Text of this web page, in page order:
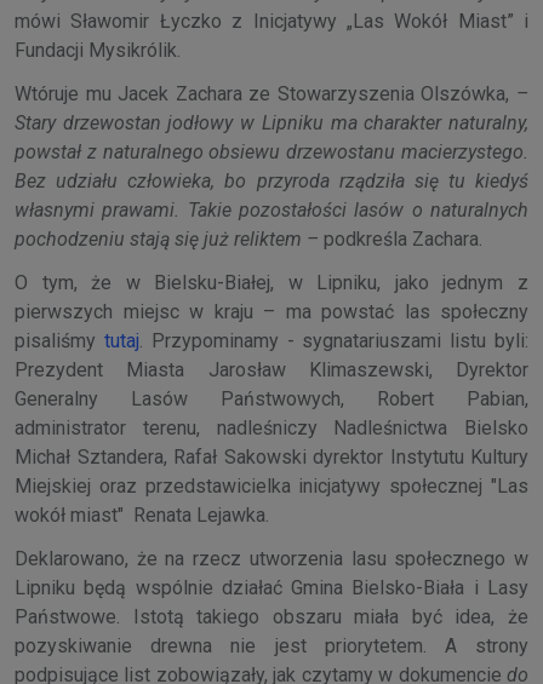
mówi Sławomir Łyczko z Inicjatywy „Las Wokół Miast” i
Fundacji Mysikrólik.
Wtóruje mu Jacek Zachara ze Stowarzyszenia Olszówka, –
Stary drzewostan jodłowy w Lipniku ma charakter naturalny,
powstał z naturalnego obsiewu drzewostanu macierzystego.
Bez udziału człowieka, bo przyroda rządziła się tu kiedyś
własnymi prawami. Takie pozostałości lasów o naturalnych
pochodzeniu stają się już reliktem – podkreśla Zachara.
O tym, że w Bielsku-Białej, w Lipniku, jako jednym z
pierwszych miejsc w kraju – ma powstać las społeczny
pisaliśmy tutaj . Przypominamy - sygnatariuszami listu byli:
Prezydent Miasta Jarosław Klimaszewski, Dyrektor
Generalny Lasów Państwowych, Robert Pabian,
administrator terenu, nadleśniczy Nadleśnictwa Bielsko
Michał Sztandera, Rafał Sakowski dyrektor Instytutu Kultury
Miejskiej oraz przedstawicielka inicjatywy społecznej "Las
wokół miast" Renata Lejawka.
Deklarowano, że na rzecz utworzenia lasu społecznego w
Lipniku będą wspólnie działać Gmina Bielsko-Biała i Lasy
Państwowe. Istotą takiego obszaru miała być idea, że
pozyskiwanie drewna nie jest priorytetem. A strony
podpisujące list zobowiązały, jak czytamy w dokumencie do